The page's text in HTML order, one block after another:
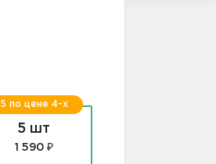
5 по цене 4-х
5 шт
1 590 ₽